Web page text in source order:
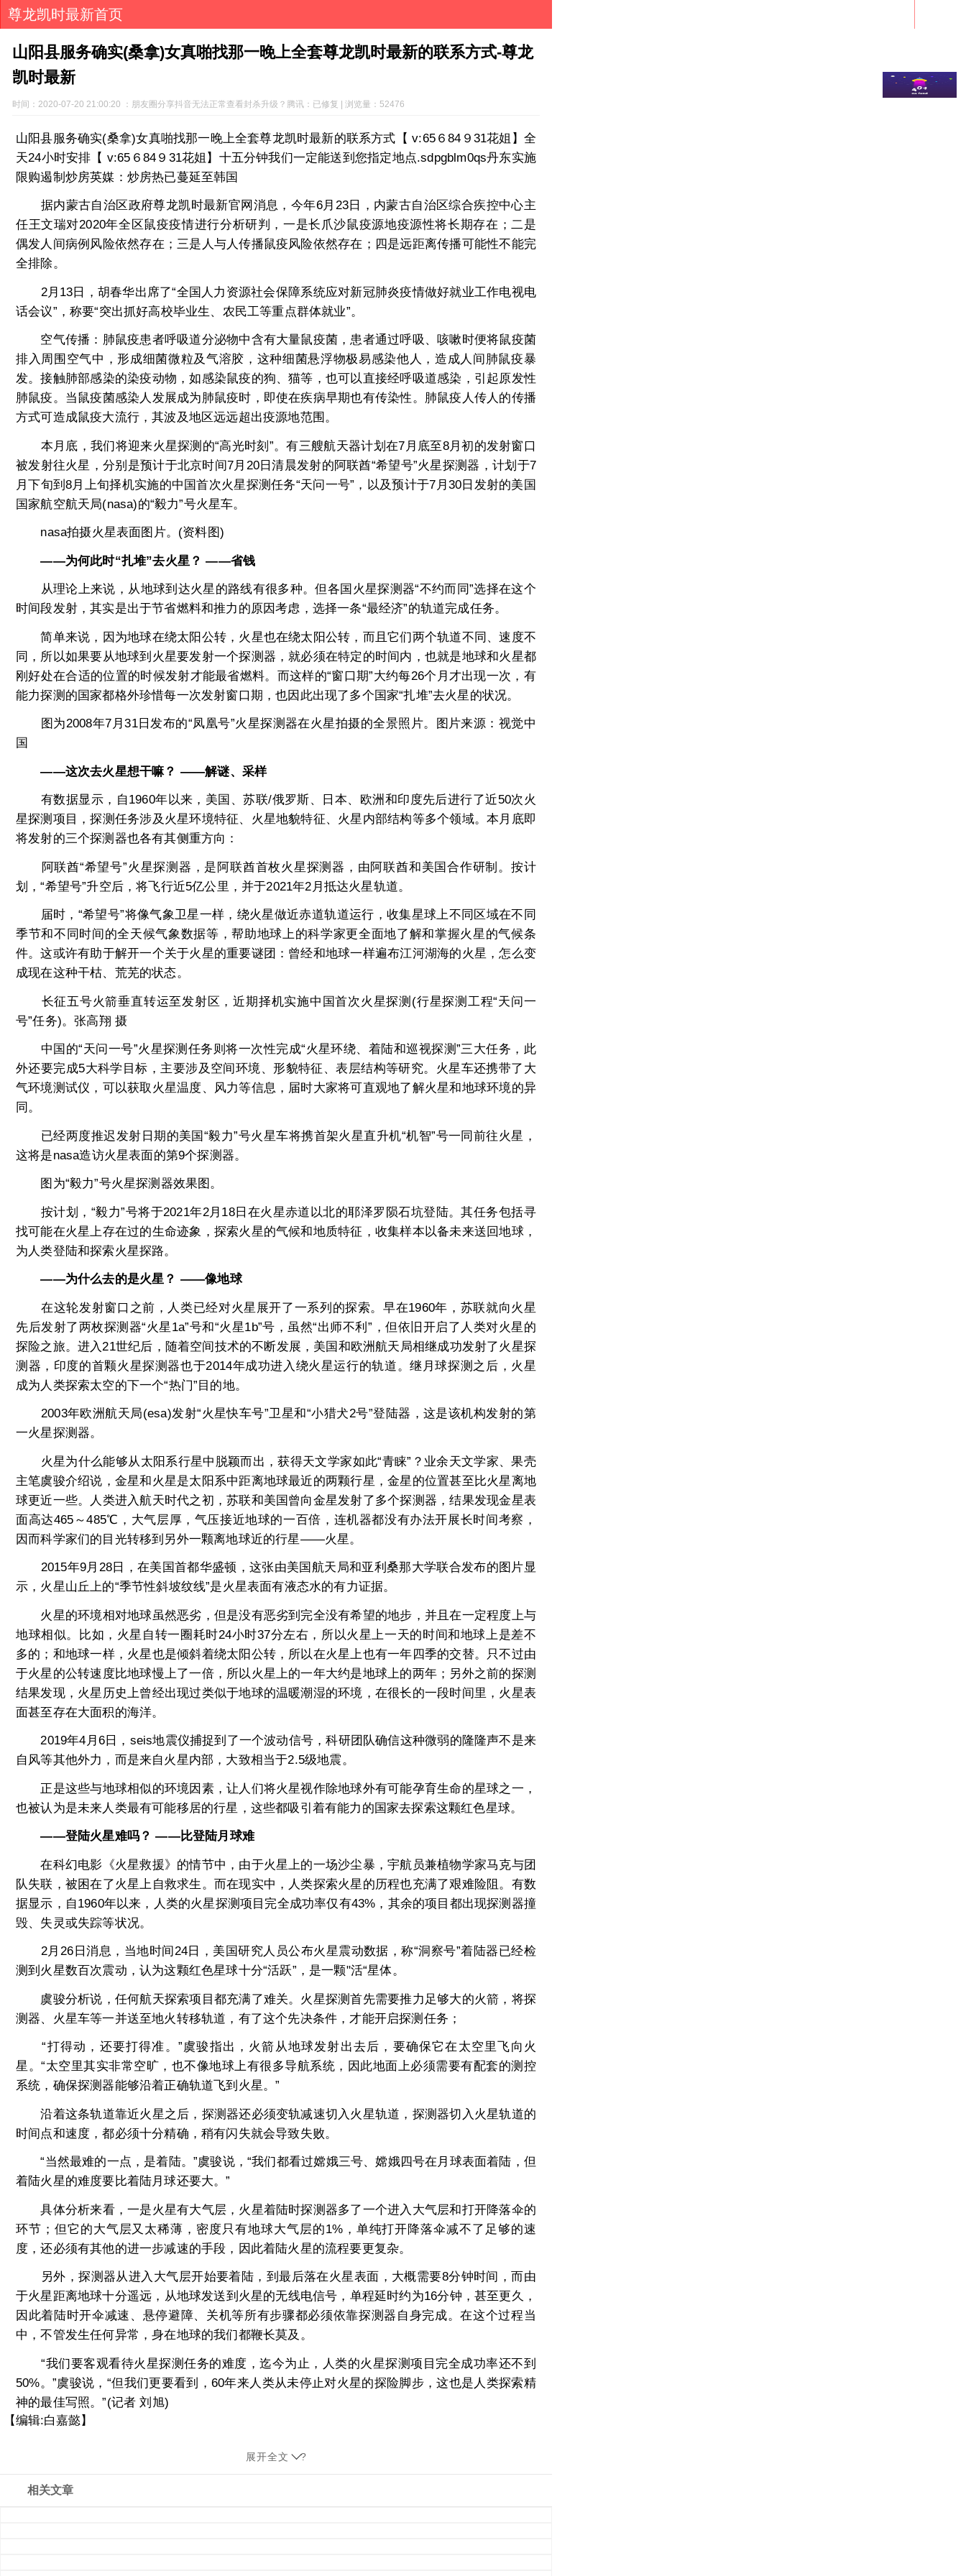
尊龙凯时最新首页
山阳县服务确实(桑拿)女真啪找那一晚上全套尊龙凯时最新的联系方式-尊龙
凯时最新
时间：2020-07-20 21:00:20 ：朋友圈分享抖音无法正常查看封杀升级？腾讯：已修复 | 浏览量：52476
山阳县服务确实(桑拿)女真啪找那一晚上全套尊龙凯时最新的联系方式【 v:65６84９31花姐】全
天24小时安排【 v:65６84９31花姐】十五分钟我们一定能送到您指定地点.sdpgblm0qs丹东实施
限购遏制炒房英媒：炒房热已蔓延至韩国
据内蒙古自治区政府尊龙凯时最新官网消息，今年6月23日，内蒙古自治区综合疾控中心主
任王文瑞对2020年全区鼠疫疫情进行分析研判，一是长爪沙鼠疫源地疫源性将长期存在；二是
偶发人间病例风险依然存在；三是人与人传播鼠疫风险依然存在；四是远距离传播可能性不能完
全排除。
2月13日，胡春华出席了“全国人力资源社会保障系统应对新冠肺炎疫情做好就业工作电视电
话会议”，称要“突出抓好高校毕业生、农民工等重点群体就业”。
空气传播：肺鼠疫患者呼吸道分泌物中含有大量鼠疫菌，患者通过呼吸、咳嗽时便将鼠疫菌
排入周围空气中，形成细菌微粒及气溶胶，这种细菌悬浮物极易感染他人，造成人间肺鼠疫暴
发。接触肺部感染的染疫动物，如感染鼠疫的狗、猫等，也可以直接经呼吸道感染，引起原发性
肺鼠疫。当鼠疫菌感染人发展成为肺鼠疫时，即使在疾病早期也有传染性。肺鼠疫人传人的传播
方式可造成鼠疫大流行，其波及地区远远超出疫源地范围。
本月底，我们将迎来火星探测的“高光时刻”。有三艘航天器计划在7月底至8月初的发射窗口
被发射往火星，分别是预计于北京时间7月20日清晨发射的阿联酋“希望号”火星探测器，计划于7
月下旬到8月上旬择机实施的中国首次火星探测任务“天问一号”，以及预计于7月30日发射的美国
国家航空航天局(nasa)的“毅力”号火星车。
nasa拍摄火星表面图片。(资料图)
——为何此时“扎堆”去火星？ ——省钱
从理论上来说，从地球到达火星的路线有很多种。但各国火星探测器“不约而同”选择在这个
时间段发射，其实是出于节省燃料和推力的原因考虑，选择一条“最经济”的轨道完成任务。
简单来说，因为地球在绕太阳公转，火星也在绕太阳公转，而且它们两个轨道不同、速度不
同，所以如果要从地球到火星要发射一个探测器，就必须在特定的时间内，也就是地球和火星都
刚好处在合适的位置的时候发射才能最省燃料。而这样的“窗口期”大约每26个月才出现一次，有
能力探测的国家都格外珍惜每一次发射窗口期，也因此出现了多个国家“扎堆”去火星的状况。
图为2008年7月31日发布的“凤凰号”火星探测器在火星拍摄的全景照片。图片来源：视觉中
国
——这次去火星想干嘛？ ——解谜、采样
有数据显示，自1960年以来，美国、苏联/俄罗斯、日本、欧洲和印度先后进行了近50次火
星探测项目，探测任务涉及火星环境特征、火星地貌特征、火星内部结构等多个领域。本月底即
将发射的三个探测器也各有其侧重方向：
阿联酋“希望号”火星探测器，是阿联酋首枚火星探测器，由阿联酋和美国合作研制。按计
划，“希望号”升空后，将飞行近5亿公里，并于2021年2月抵达火星轨道。
届时，“希望号”将像气象卫星一样，绕火星做近赤道轨道运行，收集星球上不同区域在不同
季节和不同时间的全天候气象数据等，帮助地球上的科学家更全面地了解和掌握火星的气候条
件。这或许有助于解开一个关于火星的重要谜团：曾经和地球一样遍布江河湖海的火星，怎么变
成现在这种干枯、荒芜的状态。
长征五号火箭垂直转运至发射区，近期择机实施中国首次火星探测(行星探测工程“天问一
号”任务)。张高翔 摄
中国的“天问一号”火星探测任务则将一次性完成“火星环绕、着陆和巡视探测”三大任务，此
外还要完成5大科学目标，主要涉及空间环境、形貌特征、表层结构等研究。火星车还携带了大
气环境测试仪，可以获取火星温度、风力等信息，届时大家将可直观地了解火星和地球环境的异
同。
已经两度推迟发射日期的美国“毅力”号火星车将携首架火星直升机“机智”号一同前往火星，
这将是nasa造访火星表面的第9个探测器。
图为“毅力”号火星探测器效果图。
按计划，“毅力”号将于2021年2月18日在火星赤道以北的耶泽罗陨石坑登陆。其任务包括寻
找可能在火星上存在过的生命迹象，探索火星的气候和地质特征，收集样本以备未来送回地球，
为人类登陆和探索火星探路。
——为什么去的是火星？ ——像地球
在这轮发射窗口之前，人类已经对火星展开了一系列的探索。早在1960年，苏联就向火星
先后发射了两枚探测器“火星1a”号和“火星1b”号，虽然“出师不利”，但依旧开启了人类对火星的
探险之旅。进入21世纪后，随着空间技术的不断发展，美国和欧洲航天局相继成功发射了火星探
测器，印度的首颗火星探测器也于2014年成功进入绕火星运行的轨道。继月球探测之后，火星
成为人类探索太空的下一个“热门”目的地。
2003年欧洲航天局(esa)发射“火星快车号”卫星和“小猎犬2号”登陆器，这是该机构发射的第
一火星探测器。
火星为什么能够从太阳系行星中脱颖而出，获得天文学家如此“青睐”？业余天文学家、果壳
主笔虞骏介绍说，金星和火星是太阳系中距离地球最近的两颗行星，金星的位置甚至比火星离地
球更近一些。人类进入航天时代之初，苏联和美国曾向金星发射了多个探测器，结果发现金星表
面高达465～485℃，大气层厚，气压接近地球的一百倍，连机器都没有办法开展长时间考察，
因而科学家们的目光转移到另外一颗离地球近的行星——火星。
2015年9月28日，在美国首都华盛顿，这张由美国航天局和亚利桑那大学联合发布的图片显
示，火星山丘上的“季节性斜坡纹线”是火星表面有液态水的有力证据。
火星的环境相对地球虽然恶劣，但是没有恶劣到完全没有希望的地步，并且在一定程度上与
地球相似。比如，火星自转一圈耗时24小时37分左右，所以火星上一天的时间和地球上是差不
多的；和地球一样，火星也是倾斜着绕太阳公转，所以在火星上也有一年四季的交替。只不过由
于火星的公转速度比地球慢上了一倍，所以火星上的一年大约是地球上的两年；另外之前的探测
结果发现，火星历史上曾经出现过类似于地球的温暖潮湿的环境，在很长的一段时间里，火星表
面甚至存在大面积的海洋。
2019年4月6日，seis地震仪捕捉到了一个波动信号，科研团队确信这种微弱的隆隆声不是来
自风等其他外力，而是来自火星内部，大致相当于2.5级地震。
正是这些与地球相似的环境因素，让人们将火星视作除地球外有可能孕育生命的星球之一，
也被认为是未来人类最有可能移居的行星，这些都吸引着有能力的国家去探索这颗红色星球。
——登陆火星难吗？ ——比登陆月球难
在科幻电影《火星救援》的情节中，由于火星上的一场沙尘暴，宇航员兼植物学家马克与团
队失联，被困在了火星上自救求生。而在现实中，人类探索火星的历程也充满了艰难险阻。有数
据显示，自1960年以来，人类的火星探测项目完全成功率仅有43%，其余的项目都出现探测器撞
毁、失灵或失踪等状况。
2月26日消息，当地时间24日，美国研究人员公布火星震动数据，称“洞察号”着陆器已经检
测到火星数百次震动，认为这颗红色星球十分“活跃”，是一颗"活“星体。
虞骏分析说，任何航天探索项目都充满了难关。火星探测首先需要推力足够大的火箭，将探
测器、火星车等一并送至地火转移轨道，有了这个先决条件，才能开启探测任务；
“打得动，还要打得准。”虞骏指出，火箭从地球发射出去后，要确保它在太空里飞向火
星。“太空里其实非常空旷，也不像地球上有很多导航系统，因此地面上必须需要有配套的测控
系统，确保探测器能够沿着正确轨道飞到火星。”
沿着这条轨道靠近火星之后，探测器还必须变轨减速切入火星轨道，探测器切入火星轨道的
时间点和速度，都必须十分精确，稍有闪失就会导致失败。
“当然最难的一点，是着陆。”虞骏说，“我们都看过嫦娥三号、嫦娥四号在月球表面着陆，但
着陆火星的难度要比着陆月球还要大。”
具体分析来看，一是火星有大气层，火星着陆时探测器多了一个进入大气层和打开降落伞的
环节；但它的大气层又太稀薄，密度只有地球大气层的1%，单纯打开降落伞减不了足够的速
度，还必须有其他的进一步减速的手段，因此着陆火星的流程要更复杂。
另外，探测器从进入大气层开始要着陆，到最后落在火星表面，大概需要8分钟时间，而由
于火星距离地球十分遥远，从地球发送到火星的无线电信号，单程延时约为16分钟，甚至更久，
因此着陆时开伞减速、悬停避障、关机等所有步骤都必须依靠探测器自身完成。在这个过程当
中，不管发生任何异常，身在地球的我们都鞭长莫及。
“我们要客观看待火星探测任务的难度，迄今为止，人类的火星探测项目完全成功率还不到
50%。”虞骏说，“但我们更要看到，60年来人类从未停止对火星的探险脚步，这也是人类探索精
神的最佳写照。”(记者 刘旭)
【编辑:白嘉懿】
展开全文 ?
相关文章